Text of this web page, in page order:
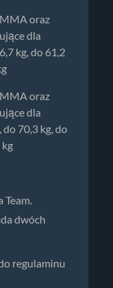
oraz
dla
kg, do 61,2
oraz
dla
do 70,3 kg, do
kg
Team.
dwóch
regulaminu